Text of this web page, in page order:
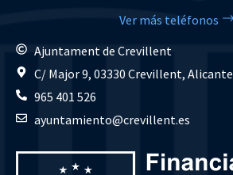
Ver más teléfonos
Ajuntament de Crevillent
C/ Major 9, 03330 Crevillent, Alicante
965 401 526
ayuntamiento@crevillent.es